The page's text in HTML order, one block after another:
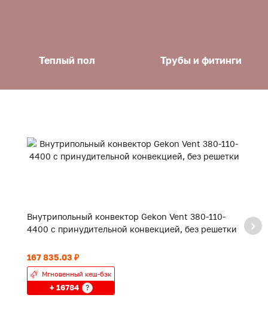
Теплый пол Трубы и фитинги
Внутрипольный конвектор Gekon Vent 380-110-
4400 с принудительной конвекцией, без решетки
167 835.03 ₽
Мгновенный кеш-бэк
+ 16784 ?